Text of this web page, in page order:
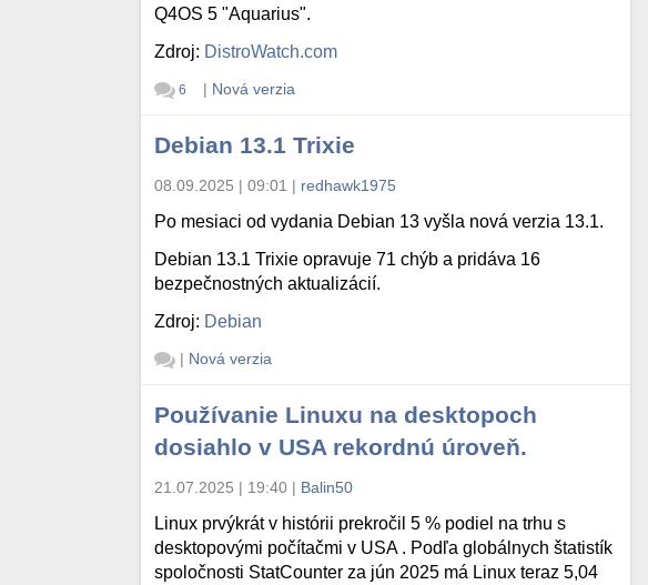
Q4OS 5 "Aquarius".
Zdroj: DistroWatch.com
6 | Nová verzia
Debian 13.1 Trixie
08.09.2025 | 09:01 | redhawk1975
Po mesiaci od vydania Debian 13 vyšla nová verzia 13.1.
Debian 13.1 Trixie opravuje 71 chýb a pridáva 16
bezpečnostných aktualizácií.
Zdroj: Debian
| Nová verzia
Používanie Linuxu na desktopoch
dosiahlo v USA rekordnú úroveň.
21.07.2025 | 19:40 | Balin50
Linux prvýkrát v histórii prekročil 5 % podiel na trhu s
desktopovými počítačmi v USA . Podľa globálnych štatistík
spoločnosti StatCounter za jún 2025 má Linux teraz 5,04